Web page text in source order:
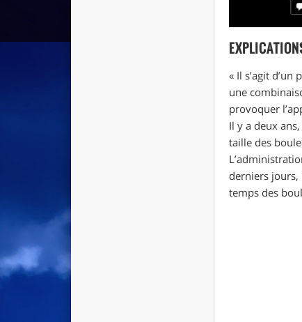
« Il s’agit
une
provoquer
Il y a deux
taille des
derniers jours,
temps des